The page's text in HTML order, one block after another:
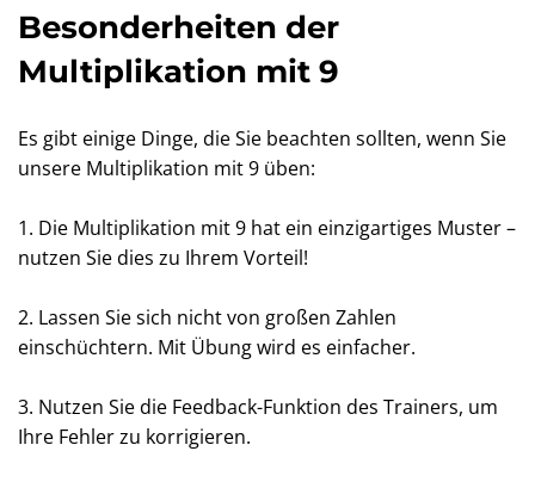
Besonderheiten der
Multiplikation mit 9
Es gibt einige Dinge, die Sie beachten sollten, wenn Sie
unsere Multiplikation mit 9 üben:
1. Die Multiplikation mit 9 hat ein einzigartiges Muster –
nutzen Sie dies zu Ihrem Vorteil!
2. Lassen Sie sich nicht von großen Zahlen
einschüchtern. Mit Übung wird es einfacher.
3. Nutzen Sie die Feedback-Funktion des Trainers, um
Ihre Fehler zu korrigieren.